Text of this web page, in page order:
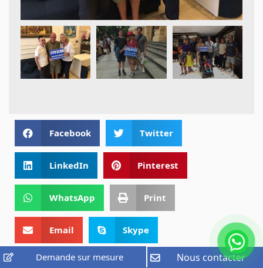
Facebook Twitter
LinkedIn Pinterest
WhatsApp Print
Email Skype
Demande sur mesure Nous contacter